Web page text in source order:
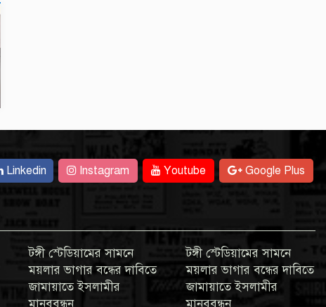
Linkedin Instagram Youtube Google Plus
টঙ্গী স্টেডিয়ামের সামনে
ময়লার ভাগার বন্ধের দাবিতে
জামায়াতে ইসলামীর
মানববন্ধন
টঙ্গী স্টেডিয়ামের সামনে
ময়লার ভাগার বন্ধের দাবিতে
জামায়াতে ইসলামীর
মানববন্ধন